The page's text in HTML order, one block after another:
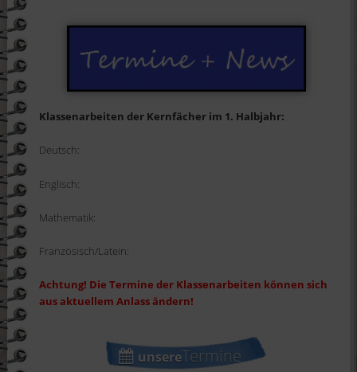
Klassenarbeiten der Kernfächer im 1. Halbjahr:
Deutsch:
Englisch:
Mathematik:
Französisch/Latein:
Achtung! Die Termine der Klassenarbeiten können sich
aus aktuellem Anlass ändern!
unsereTermine